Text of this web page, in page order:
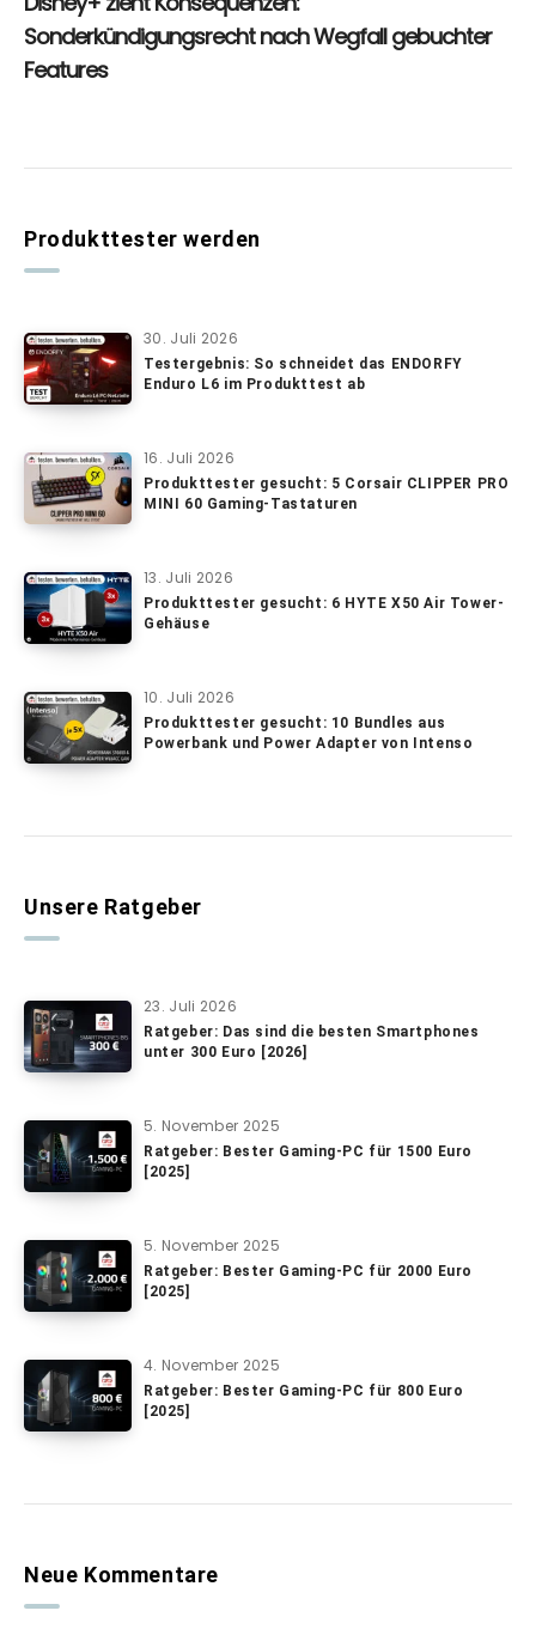
Produkttester werden
30. Juli 2026
Testergebnis: So schneidet das ENDORFY
Enduro L6 im Produkttest ab
16. Juli 2026
Produkttester gesucht: 5 Corsair CLIPPER PRO
MINI 60 Gaming-Tastaturen
13. Juli 2026
Produkttester gesucht: 6 HYTE X50 Air Tower-
Gehäuse
10. Juli 2026
Produkttester gesucht: 10 Bundles aus
Powerbank und Power Adapter von Intenso
Unsere Ratgeber
23. Juli 2026
Ratgeber: Das sind die besten Smartphones
unter 300 Euro [2026]
5. November 2025
Ratgeber: Bester Gaming-PC für 1500 Euro
[2025]
5. November 2025
Ratgeber: Bester Gaming-PC für 2000 Euro
[2025]
4. November 2025
Ratgeber: Bester Gaming-PC für 800 Euro
[2025]
Neue Kommentare